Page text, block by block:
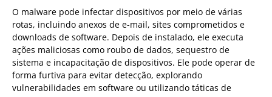
O malware pode infectar dispositivos por meio de várias
rotas, incluindo anexos de e-mail, sites comprometidos e
downloads de software. Depois de instalado, ele executa
ações maliciosas como roubo de dados, sequestro de
sistema e incapacitação de dispositivos. Ele pode operar de
forma furtiva para evitar detecção, explorando
vulnerabilidades em software ou utilizando táticas de